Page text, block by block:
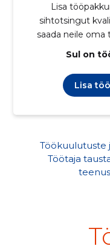
Lisa
sihtotsingut
saada neile oma
Sul on
Lisa
Töökuulutuste
Töötaja